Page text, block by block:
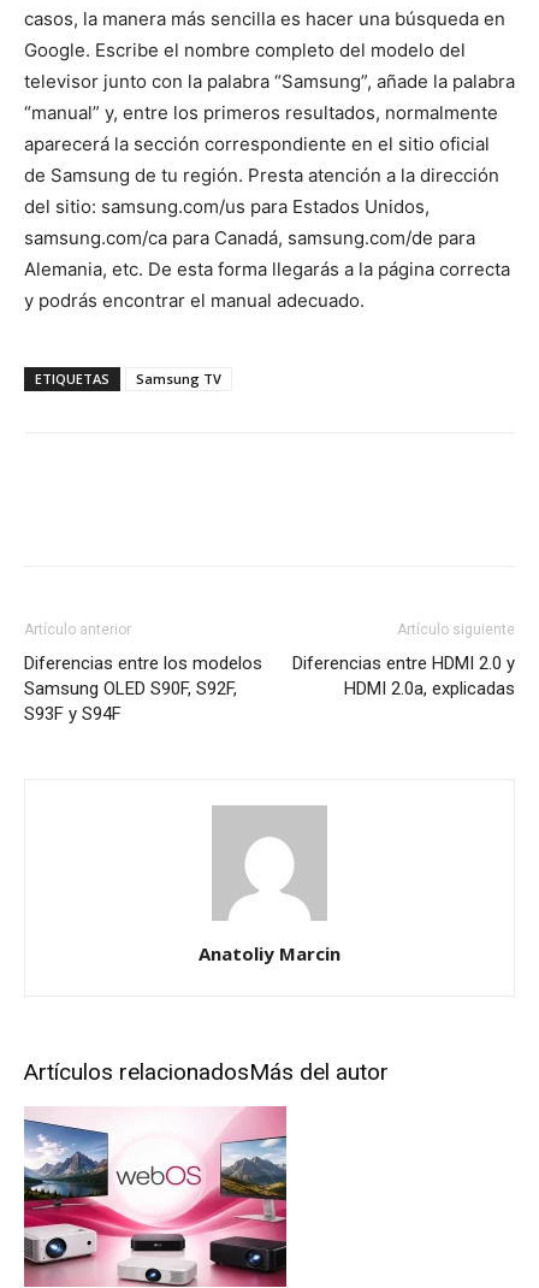
casos, la manera más sencilla es hacer una búsqueda en
Google. Escribe el nombre completo del modelo del
televisor junto con la palabra “Samsung”, añade la palabra
“manual” y, entre los primeros resultados, normalmente
aparecerá la sección correspondiente en el sitio oficial
de Samsung de tu región. Presta atención a la dirección
del sitio: samsung.com/us para Estados Unidos,
samsung.com/ca para Canadá, samsung.com/de para
Alemania, etc. De esta forma llegarás a la página correcta
y podrás encontrar el manual adecuado.
ETIQUETAS Samsung TV
Artículo anterior
Diferencias entre los modelos
Samsung OLED S90F, S92F,
S93F y S94F
Artículo siguiente
Diferencias entre HDMI 2.0 y
HDMI 2.0a, explicadas
Anatoliy Marcin
Artículos relacionadosMás del autor